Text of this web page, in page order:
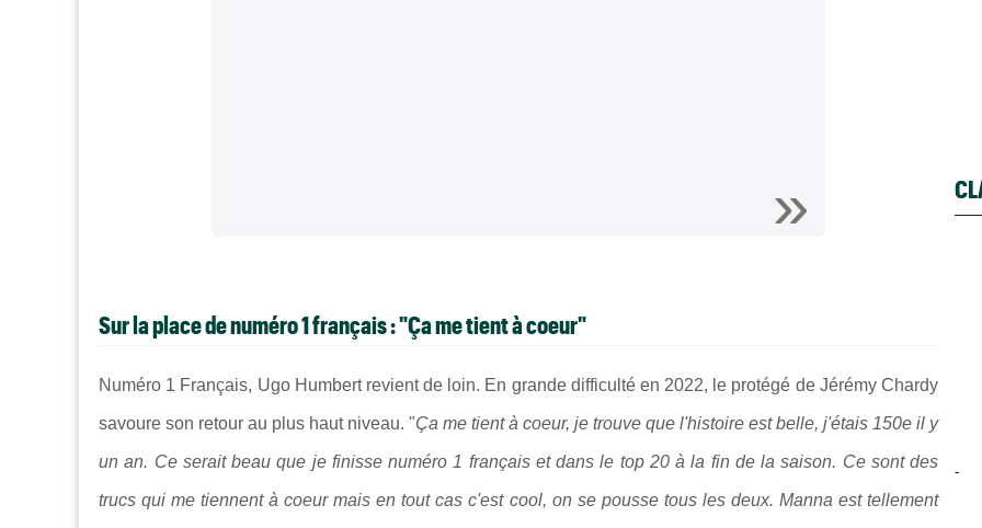
Sur la place de numéro 1 français : "Ça me tient à coeur"
Numéro 1 Français, Ugo Humbert revient de loin. En grande difficulté en 2022, le protégé de Jérémy Chardy
savoure son retour au plus haut niveau. "Ça me tient à coeur, je trouve que l'histoire est belle, j'étais 150e il y
un an. Ce serait beau que je finisse numéro 1 français et dans le top 20 à la fin de la saison. Ce sont des
trucs qui me tiennent à coeur mais en tout cas c'est cool, on se pousse tous les deux. Manna est tellement
-